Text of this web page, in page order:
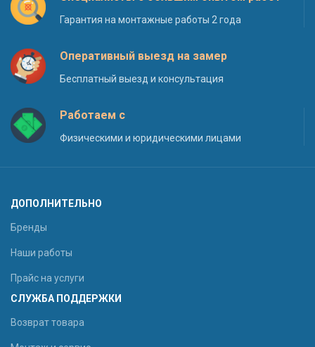
Гарантия на монтажные работы 2 года
Оперативный выезд на замер
Бесплатный выезд и консультация
Работаем с
Физическими и юридическими лицами
ДОПОЛНИТЕЛЬНО
Бренды
Наши работы
Прайс на услуги
СЛУЖБА ПОДДЕРЖКИ
Возврат товара